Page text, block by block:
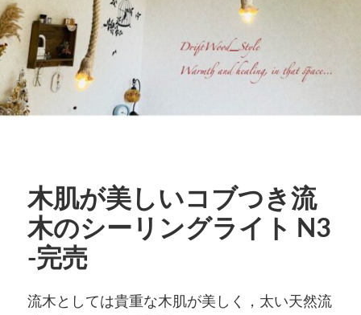
木肌が美しいコブつき流
木のシーリングライト N3
-完売
流木としては貴重な木肌が美しく，太い天然流